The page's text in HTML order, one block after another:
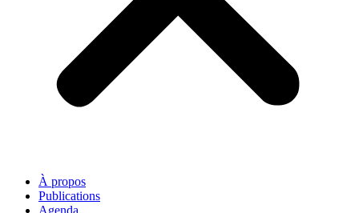
À propos
Publications